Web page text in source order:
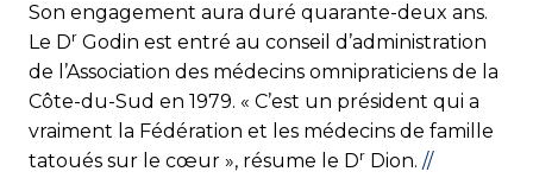
Son engagement aura duré quarante-deux ans.
Le Dr Godin est entré au conseil d’administration
de l’Association des médecins omnipraticiens de la
Côte-du-Sud en 1979. « C’est un président qui a
vraiment la Fédération et les médecins de famille
tatoués sur le cœur », résume le Dr Dion. //